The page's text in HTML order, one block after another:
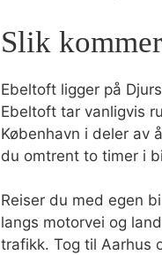
Slik
Ebeltoft ligger på
Ebeltoft tar vanligvis
København i deler av
du omtrent to timer i
Reiser du med egen
langs motorvei og
trafikk. Tog til Aarhus